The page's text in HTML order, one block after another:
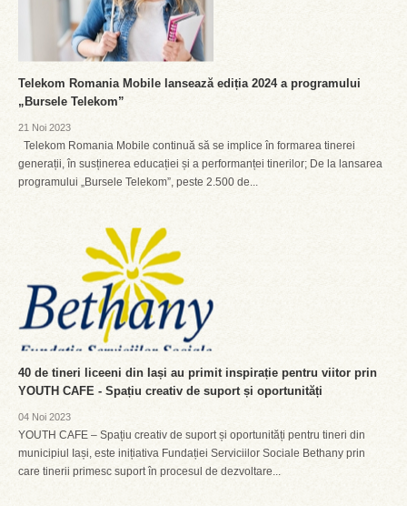
Telekom Romania Mobile lansează ediția 2024 a programului
„Bursele Telekom”
21 Noi 2023
Telekom Romania Mobile continuă să se implice în formarea tinerei
generații, în susținerea educației și a performanței tinerilor; De la lansarea
programului „Bursele Telekom”, peste 2.500 de...
40 de tineri liceeni din Iași au primit inspirație pentru viitor prin
YOUTH CAFE - Spațiu creativ de suport și oportunități
04 Noi 2023
YOUTH CAFE – Spațiu creativ de suport și oportunități pentru tineri din
municipiul Iași, este inițiativa Fundației Serviciilor Sociale Bethany prin
care tinerii primesc suport în procesul de dezvoltare...